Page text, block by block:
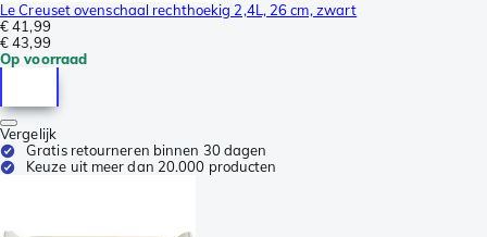
Le Creuset ovenschaal rechthoekig 2,4L, 26 cm, zwart
€ 41,99
€ 43,99
Op voorraad
Vergelijk
Gratis retourneren binnen 30 dagen
Keuze uit meer dan 20.000 producten